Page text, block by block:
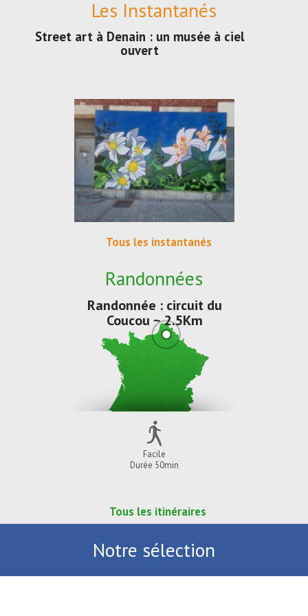
Les Instantanés
Street art à Denain : un musée à ciel
ouvert
Tous les instantanés
Randonnées
Randonnée : circuit du
Coucou ~ 2.5Km
Facile
Durée 50min
Tous les itinéraires
Notre sélection